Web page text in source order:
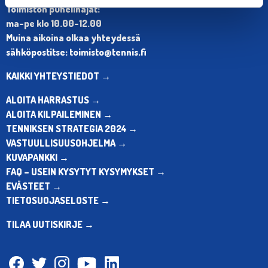
Toimiston puhelinajat:
ma-pe klo 10.00-12.00
Muina aikoina olkaa yhteydessä
sähköpostitse: toimisto@tennis.fi
KAIKKI YHTEYSTIEDOT →
ALOITA HARRASTUS →
ALOITA KILPAILEMINEN →
TENNIKSEN STRATEGIA 2024 →
VASTUULLISUUSOHJELMA →
KUVAPANKKI →
FAQ – USEIN KYSYTYT KYSYMYKSET →
EVÄSTEET →
TIETOSUOJASELOSTE →
TILAA UUTISKIRJE →